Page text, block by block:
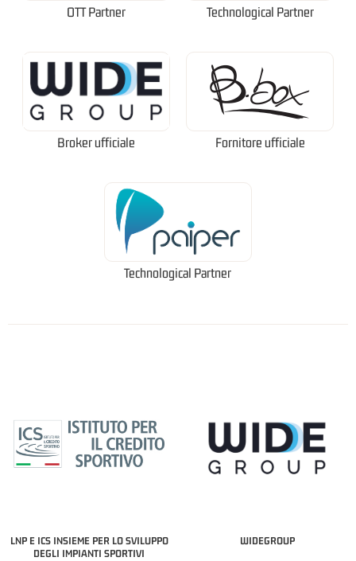
OTT Partner Technological Partner
Broker ufficiale Fornitore ufficiale
Technological Partner
LNP E ICS INSIEME PER LO SVILUPPO
DEGLI IMPIANTI SPORTIVI
WIDEGROUP